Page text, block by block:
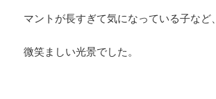
マントが長すぎて気になっている子など、
微笑ましい光景でした。